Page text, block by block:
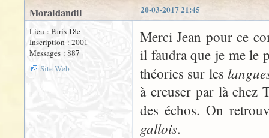
20-03-2017 21:45
Moraldandil
Lieu : Paris 18e
Inscription : 2001
Messages : 887
Site Web
Merci Jean pour ce
il faudra que je me le
théories sur les
à creuser par là chez
des échos. On
gallois.